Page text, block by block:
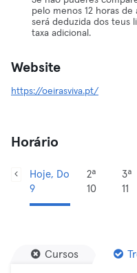
pelo menos 12 horas
será deduzida dos teus
taxa adicional.
Website
https://oeirasviva.pt/
Horário
Hoje, Do
9
2ª
10
3ª
11
Cursos